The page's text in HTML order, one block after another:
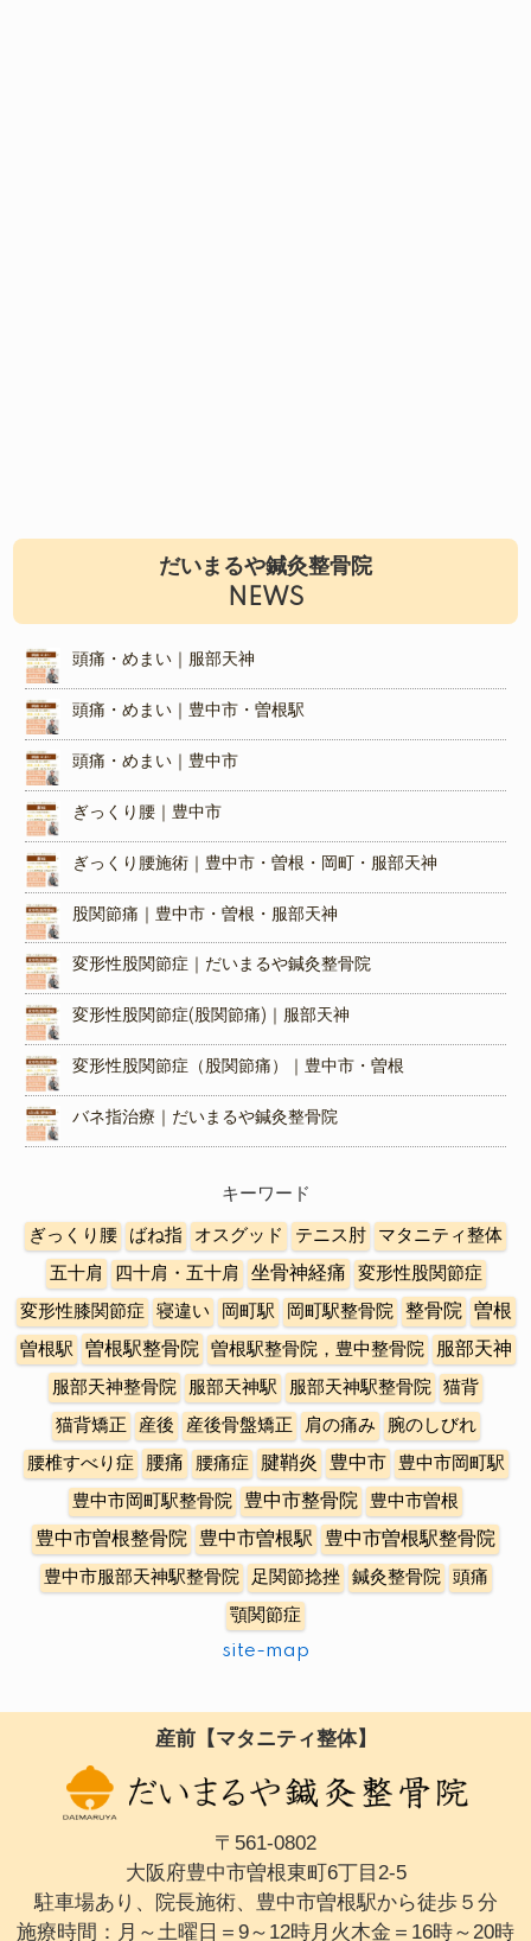
だいまるや鍼灸整骨院
NEWS
頭痛・めまい｜服部天神
頭痛・めまい｜豊中市・曽根駅
頭痛・めまい｜豊中市
ぎっくり腰｜豊中市
ぎっくり腰施術｜豊中市・曽根・岡町・服部天神
股関節痛｜豊中市・曽根・服部天神
変形性股関節症｜だいまるや鍼灸整骨院
変形性股関節症(股関節痛)｜服部天神
変形性股関節症（股関節痛）｜豊中市・曽根
バネ指治療｜だいまるや鍼灸整骨院
キーワード
ぎっくり腰 ばね指 オスグッド テニス肘
マタニティ整体
五十肩
四十肩・五十肩 坐骨神経痛
変形性股関節症
変形性膝関節症
寝違い 岡町駅 岡町駅整骨院 整骨院 曽根
曽根駅 曽根駅整骨院 曽根駅整骨院，豊中整骨院
服部天神
服部天神整骨院
服部天神駅 服部天神駅整骨院 猫背
猫背矯正
産後 産後骨盤矯正 肩の痛み
腕のしびれ
腰椎すべり症
腰痛 腰痛症 腱鞘炎 豊中市
豊中市岡町駅
豊中市岡町駅整骨院
豊中市整骨院 豊中市曽根
豊中市曽根整骨院 豊中市曽根駅
豊中市曽根駅整骨院
豊中市服部天神駅整骨院
足関節捻挫 鍼灸整骨院
頭痛
顎関節症
site-map
産前【マタニティ整体】
〒561-0802
大阪府豊中市曽根東町6丁目2-5
駐車場あり、院長施術、豊中市曽根駅から徒歩５分
施療時間：月～土曜日＝9～12時月火木金＝16時～20時